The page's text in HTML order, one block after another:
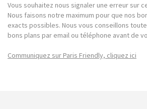
Vous souhaitez nous signaler une erreur sur
Nous faisons notre maximum pour que nos
exacts possibles. Nous vous conseillons
bons plans par email ou téléphone avant de
Communiquez sur Paris Friendly, cliquez ici